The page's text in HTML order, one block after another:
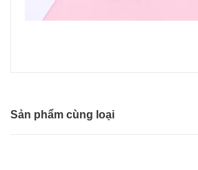
Sản phẩm cùng loại